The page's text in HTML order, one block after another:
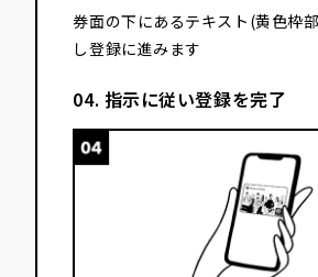
券面の下にあるテキスト(黄色枠
し登録に進みます
04. 指示に従い登録を完了